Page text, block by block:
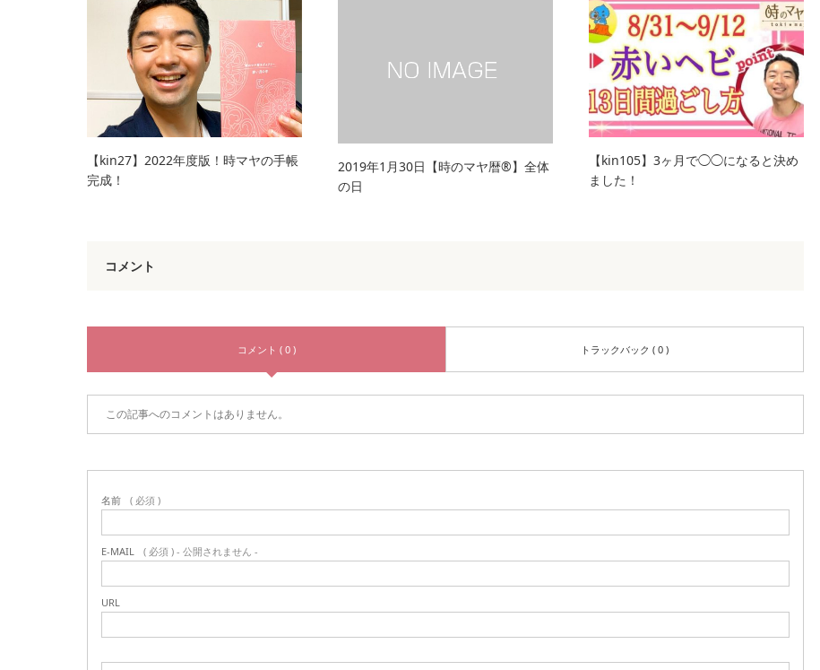
【kin27】2022年度版！時マヤの手帳
完成！
2019年1月30日【時のマヤ暦®︎】全体
の日
【kin105】3ヶ月で◯◯になると決め
ました！
コメント
コメント ( 0 ) トラックバック ( 0 )
この記事へのコメントはありません。
名前 ( 必須 )
E-MAIL ( 必須 ) - 公開されません -
URL